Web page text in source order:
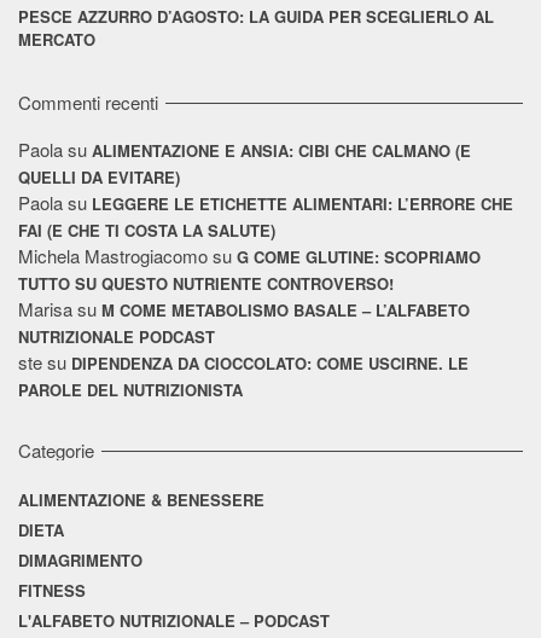
PESCE AZZURRO D’AGOSTO: LA GUIDA PER SCEGLIERLO AL
MERCATO
Commenti recenti
Paolasu ALIMENTAZIONE E ANSIA: CIBI CHE CALMANO (E
QUELLI DA EVITARE)
Paolasu LEGGERE LE ETICHETTE ALIMENTARI: L’ERRORE CHE
FAI (E CHE TI COSTA LA SALUTE)
Michela Mastrogiacomosu G COME GLUTINE: SCOPRIAMO
TUTTO SU QUESTO NUTRIENTE CONTROVERSO!
Marisasu M COME METABOLISMO BASALE – L’ALFABETO
NUTRIZIONALE PODCAST
stesu DIPENDENZA DA CIOCCOLATO: COME USCIRNE. LE
PAROLE DEL NUTRIZIONISTA
Categorie
ALIMENTAZIONE & BENESSERE
DIETA
DIMAGRIMENTO
FITNESS
L'ALFABETO NUTRIZIONALE – PODCAST